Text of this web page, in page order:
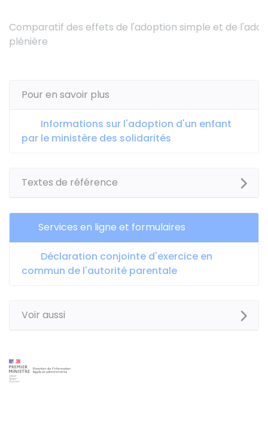
Comparatif des effets de l'adoption simple et de
plénière
Pour en savoir plus
Informations sur l'adoption d'un enfant
par le ministère des solidarités
Textes de référence
Services en ligne et formulaires
Déclaration conjointe d'exercice en
commun de l'autorité parentale
Voir aussi